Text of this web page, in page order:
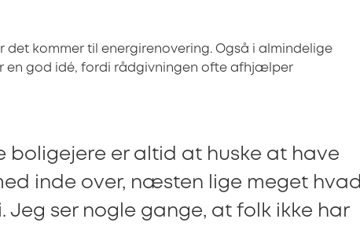
det kommer til energirenovering. Også i almindelige
en god idé, fordi rådgivningen ofte afhjælper
boligejere er altid at huske at have
inde over, næsten lige meget hvad
Jeg ser nogle gange, at folk ikke har